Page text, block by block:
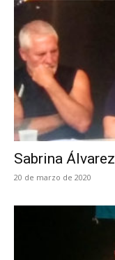
Sabrina Álvarez
20 de marzo de 2020